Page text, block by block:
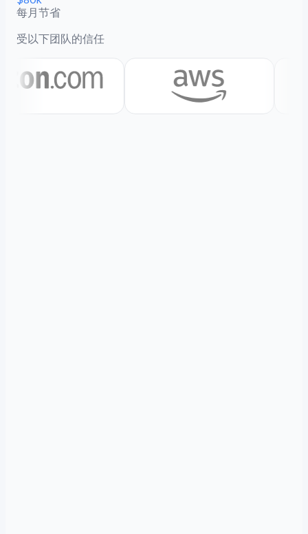
每月节省
受以下团队的信任